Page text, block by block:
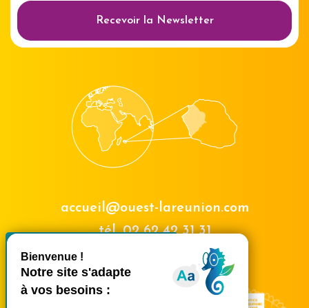
Masquer le
Recevoir la Newsletter
accueil@ouest-lareunion.com
tél.02 62 42 31 31
Nous rencontrer